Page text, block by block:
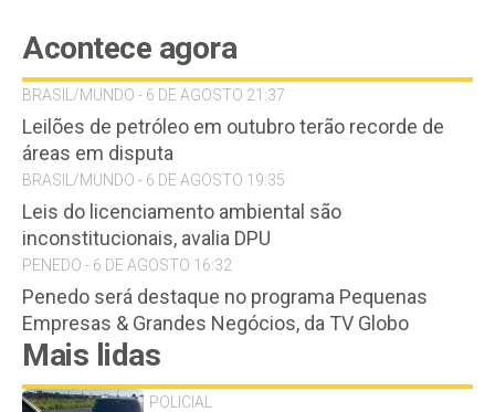
Acontece agora
BRASIL/MUNDO - 6 DE AGOSTO 21:37
Leilões de petróleo em outubro terão recorde de
áreas em disputa
BRASIL/MUNDO - 6 DE AGOSTO 19:35
Leis do licenciamento ambiental são
inconstitucionais, avalia DPU
PENEDO - 6 DE AGOSTO 16:32
Penedo será destaque no programa Pequenas
Empresas & Grandes Negócios, da TV Globo
Mais lidas
POLICIAL